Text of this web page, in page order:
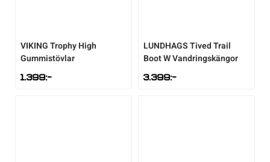
VIKINGTrophy High
Gummistövlar
1.399:-
LUNDHAGSTived Trail
Boot W Vandringskängor
3.399:-